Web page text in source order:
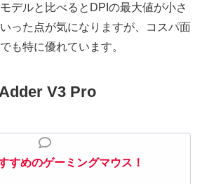
デルと比べるとDPIの最大値が小さ
った点が気になりますが、コスパ面
も特に優れています。
V3 Pro
すめのゲーミングマウス！